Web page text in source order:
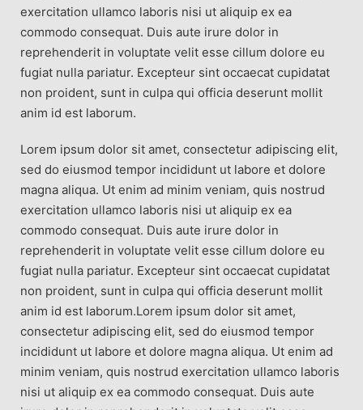
exercitation ullamco laboris nisi ut aliquip ex ea
commodo consequat. Duis aute irure dolor in
reprehenderit in voluptate velit esse cillum dolore eu
fugiat nulla pariatur. Excepteur sint occaecat cupidatat
non proident, sunt in culpa qui officia deserunt mollit
anim id est laborum.
Lorem ipsum dolor sit amet, consectetur adipiscing elit,
sed do eiusmod tempor incididunt ut labore et dolore
magna aliqua. Ut enim ad minim veniam, quis nostrud
exercitation ullamco laboris nisi ut aliquip ex ea
commodo consequat. Duis aute irure dolor in
reprehenderit in voluptate velit esse cillum dolore eu
fugiat nulla pariatur. Excepteur sint occaecat cupidatat
non proident, sunt in culpa qui officia deserunt mollit
anim id est laborum.Lorem ipsum dolor sit amet,
consectetur adipiscing elit, sed do eiusmod tempor
incididunt ut labore et dolore magna aliqua. Ut enim ad
minim veniam, quis nostrud exercitation ullamco laboris
nisi ut aliquip ex ea commodo consequat. Duis aute